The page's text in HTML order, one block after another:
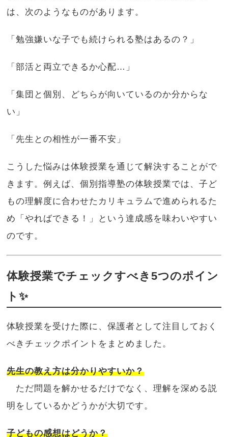
は、次のようなものがあります。
「勉強嫌いな子でも続けられる塾はあるの？」
「部活と両立できるか心配…」
「集団と個別、どちらが向いているのか分からな
い」
「先生との相性が一番不安」
こうした悩みは体験授業を通じて解決することがで
きます。例えば、個別指導塾の体験授業では、子ど
もの理解度に合わせたカリキュラムで進められるた
め「やればできる！」という達成感を味わいやすい
のです。
体験授業でチェックすべき5つのポイン
ト✨
体験授業を受けた際に、保護者として注目しておく
べきチェックポイントをまとめました。
先生の教え方は分かりやすいか？
ただ問題を解かせるだけでなく、理解を深める説
明をしているかどうかが大切です。
子どもの感想はどうか？